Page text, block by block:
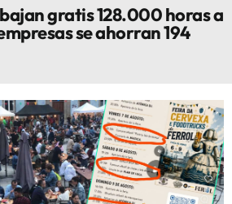
gratis 128.000 horas a
se ahorran 194